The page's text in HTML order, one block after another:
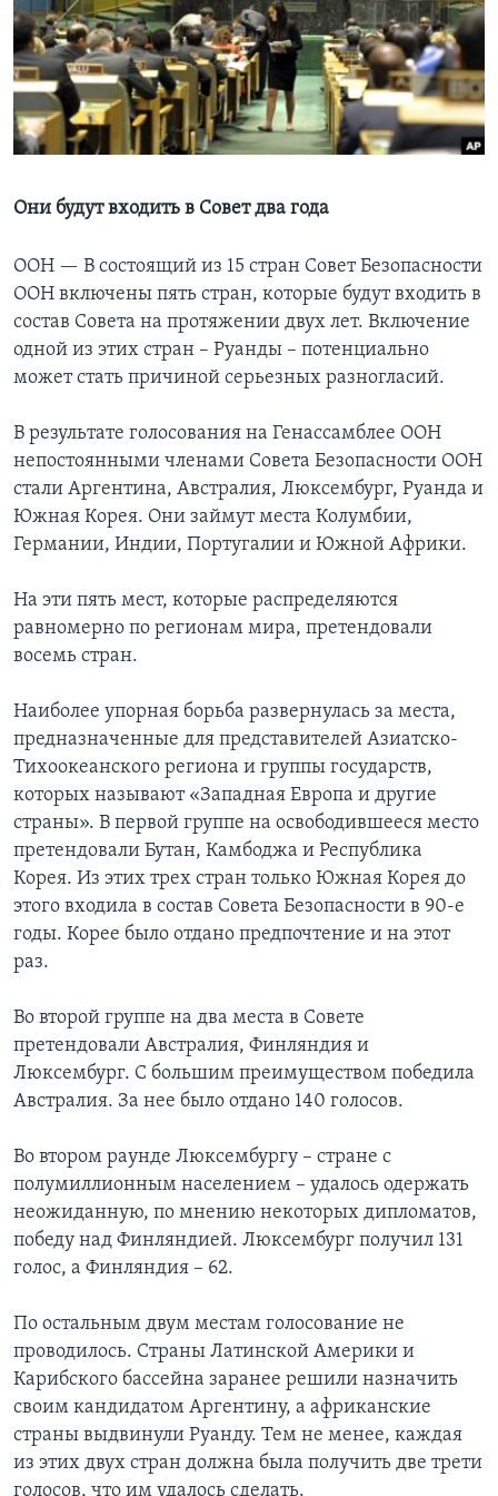
Learning English
СОЦИАЛЬНЫЕ СЕТИ
Языки
Они будут входить в Совет два года
ООН — В состоящий из 15 стран Совет Безопасности
ООН включены пять стран, которые будут входить в
состав Совета на протяжении двух лет. Включение
одной из этих стран – Руанды – потенциально
может стать причиной серьезных разногласий.
В результате голосования на Генассамблее ООН
непостоянными членами Совета Безопасности ООН
стали Аргентина, Австралия, Люксембург, Руанда и
Южная Корея. Они займут места Колумбии,
Германии, Индии, Португалии и Южной Африки.
На эти пять мест, которые распределяются
равномерно по регионам мира, претендовали
восемь стран.
Наиболее упорная борьба развернулась за места,
предназначенные для представителей Азиатско-
Тихоокеанского региона и группы государств,
которых называют «Западная Европа и другие
страны». В первой группе на освободившееся место
претендовали Бутан, Камбоджа и Республика
Корея. Из этих трех стран только Южная Корея до
этого входила в состав Совета Безопасности в 90-е
годы. Корее было отдано предпочтение и на этот
раз.
Во второй группе на два места в Совете
претендовали Австралия, Финляндия и
Люксембург. С большим преимуществом победила
Австралия. За нее было отдано 140 голосов.
Во втором раунде Люксембургу – стране с
полумиллионным населением – удалось одержать
неожиданную, по мнению некоторых дипломатов,
победу над Финляндией. Люксембург получил 131
голос, а Финляндия – 62.
По остальным двум местам голосование не
проводилось. Страны Латинской Америки и
Карибского бассейна заранее решили назначить
своим кандидатом Аргентину, а африканские
страны выдвинули Руанду. Тем не менее, каждая
из этих двух стран должна была получить две трети
голосов, что им удалось сделать.